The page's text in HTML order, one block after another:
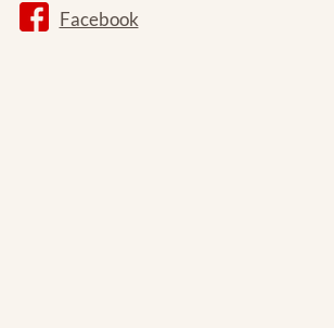
Facebook